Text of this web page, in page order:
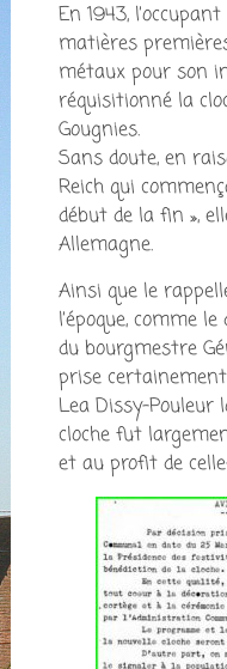
En 1943,
matières
métaux pour son
réquisitionné la
Gougnies.
Sans doute, en
Reich qui
début de la fin »,
Allemagne.
Ainsi que le
l’époque, comme
du bourgmestre
prise
Lea Dissy-Pouleur
cloche fut
et au profit de